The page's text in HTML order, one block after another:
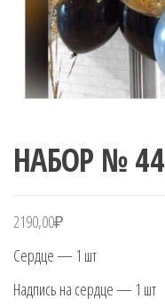
НАБОР № 44
2190,00₽
Сердце — 1 шт
Надпись на сердце — 1 шт